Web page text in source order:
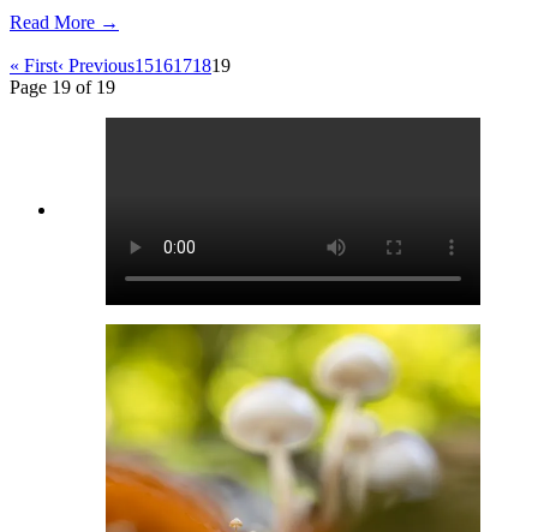
Read More →
« First‹ Previous1516171819
Page 19 of 19